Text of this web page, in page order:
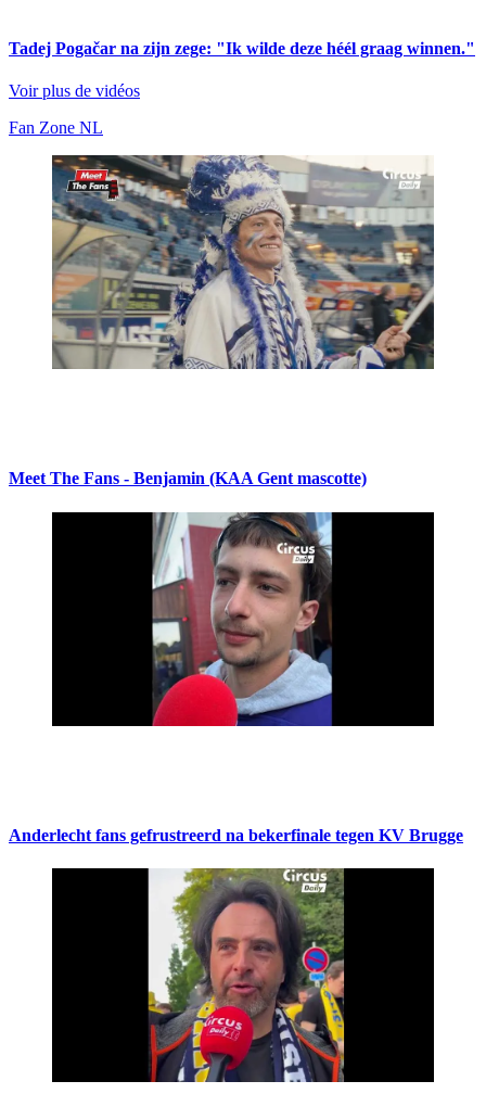
Tadej Pogačar na zijn zege: "Ik wilde deze héél graag winnen."
Voir plus de vidéos
Fan Zone NL
Meet The Fans - Benjamin (KAA Gent mascotte)
Anderlecht fans gefrustreerd na bekerfinale tegen KV Brugge